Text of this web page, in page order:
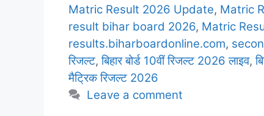
Matric Result 2026 Update, Matric
result bihar board 2026, Matric
results.biharboardonline.com,
रिजल्ट,बिहार बोर्ड 10वीं रिजल्ट 2026 लाइव,
मैट्रिक रिजल्ट 2026
Leave a comment